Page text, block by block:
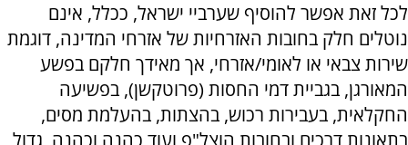
לכל זאת אפשר להוסיף שערביי ישראל, ככלל, אינם
נוטלים חלק בחובות האזרחיות של אזרחי המדינה, דוגמת
שירות צבאי או לאומי/אזרחי, אך מאידך חלקם בפשע
המאורגן, בגביית דמי החסות (פרוטקשן), בפשיעה
החקלאית, בעבירות רכוש, בהצתות, בהעלמת מסים,